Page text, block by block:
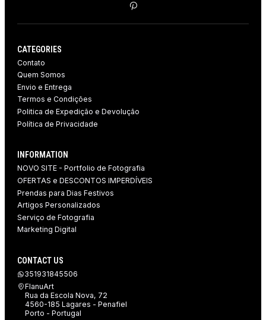
CATEGORIES
Contato
Quem Somos
Envio e Entrega
Termos e Condições
Politica de Expedição e Devolução ​
Política de Privacidade
INFORMATION
NOVO SITE - Portfolio de Fotografia
OFERTAS e DESCONTOS IMPERDÍVEIS
Prendas para Dias Festivos
Artigos Personalizados
Serviço de Fotografia
Marketing Digital
CONTACT US
351931845506
FlanuArt
Rua da Escola Nova, 72
4560-185 Lagares - Penafiel
Porto - Portugal